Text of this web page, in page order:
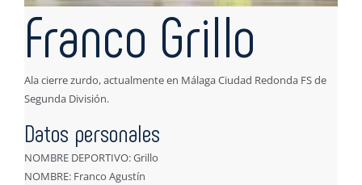
Franco Grillo
Ala cierre zurdo, actualmente en Málaga Ciudad Redonda FS de
Segunda División.
Datos personales
NOMBRE DEPORTIVO: Grillo
NOMBRE: Franco Agustín